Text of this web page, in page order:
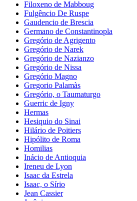
Filoxeno de Mabboug
Fulgêncio De Ruspe
Gaudencio de Brescia
Germano de Constantinopla
Gregório de Agrigento
Gregório de Narek
Gregório de Nazianzo
Gregório de Nissa
Gregório Magno
Gregorio Palamàs
Gregório, o Taumaturgo
Guerric de Igny
Hermas
Hesiquio do Sinai
Hilário de Poitiers
Hipólito de Roma
Homilias
Inácio de Antioquia
Ireneu de Lyon
Isaac da Estrela
Isaac, o Sírio
Jean Cassier